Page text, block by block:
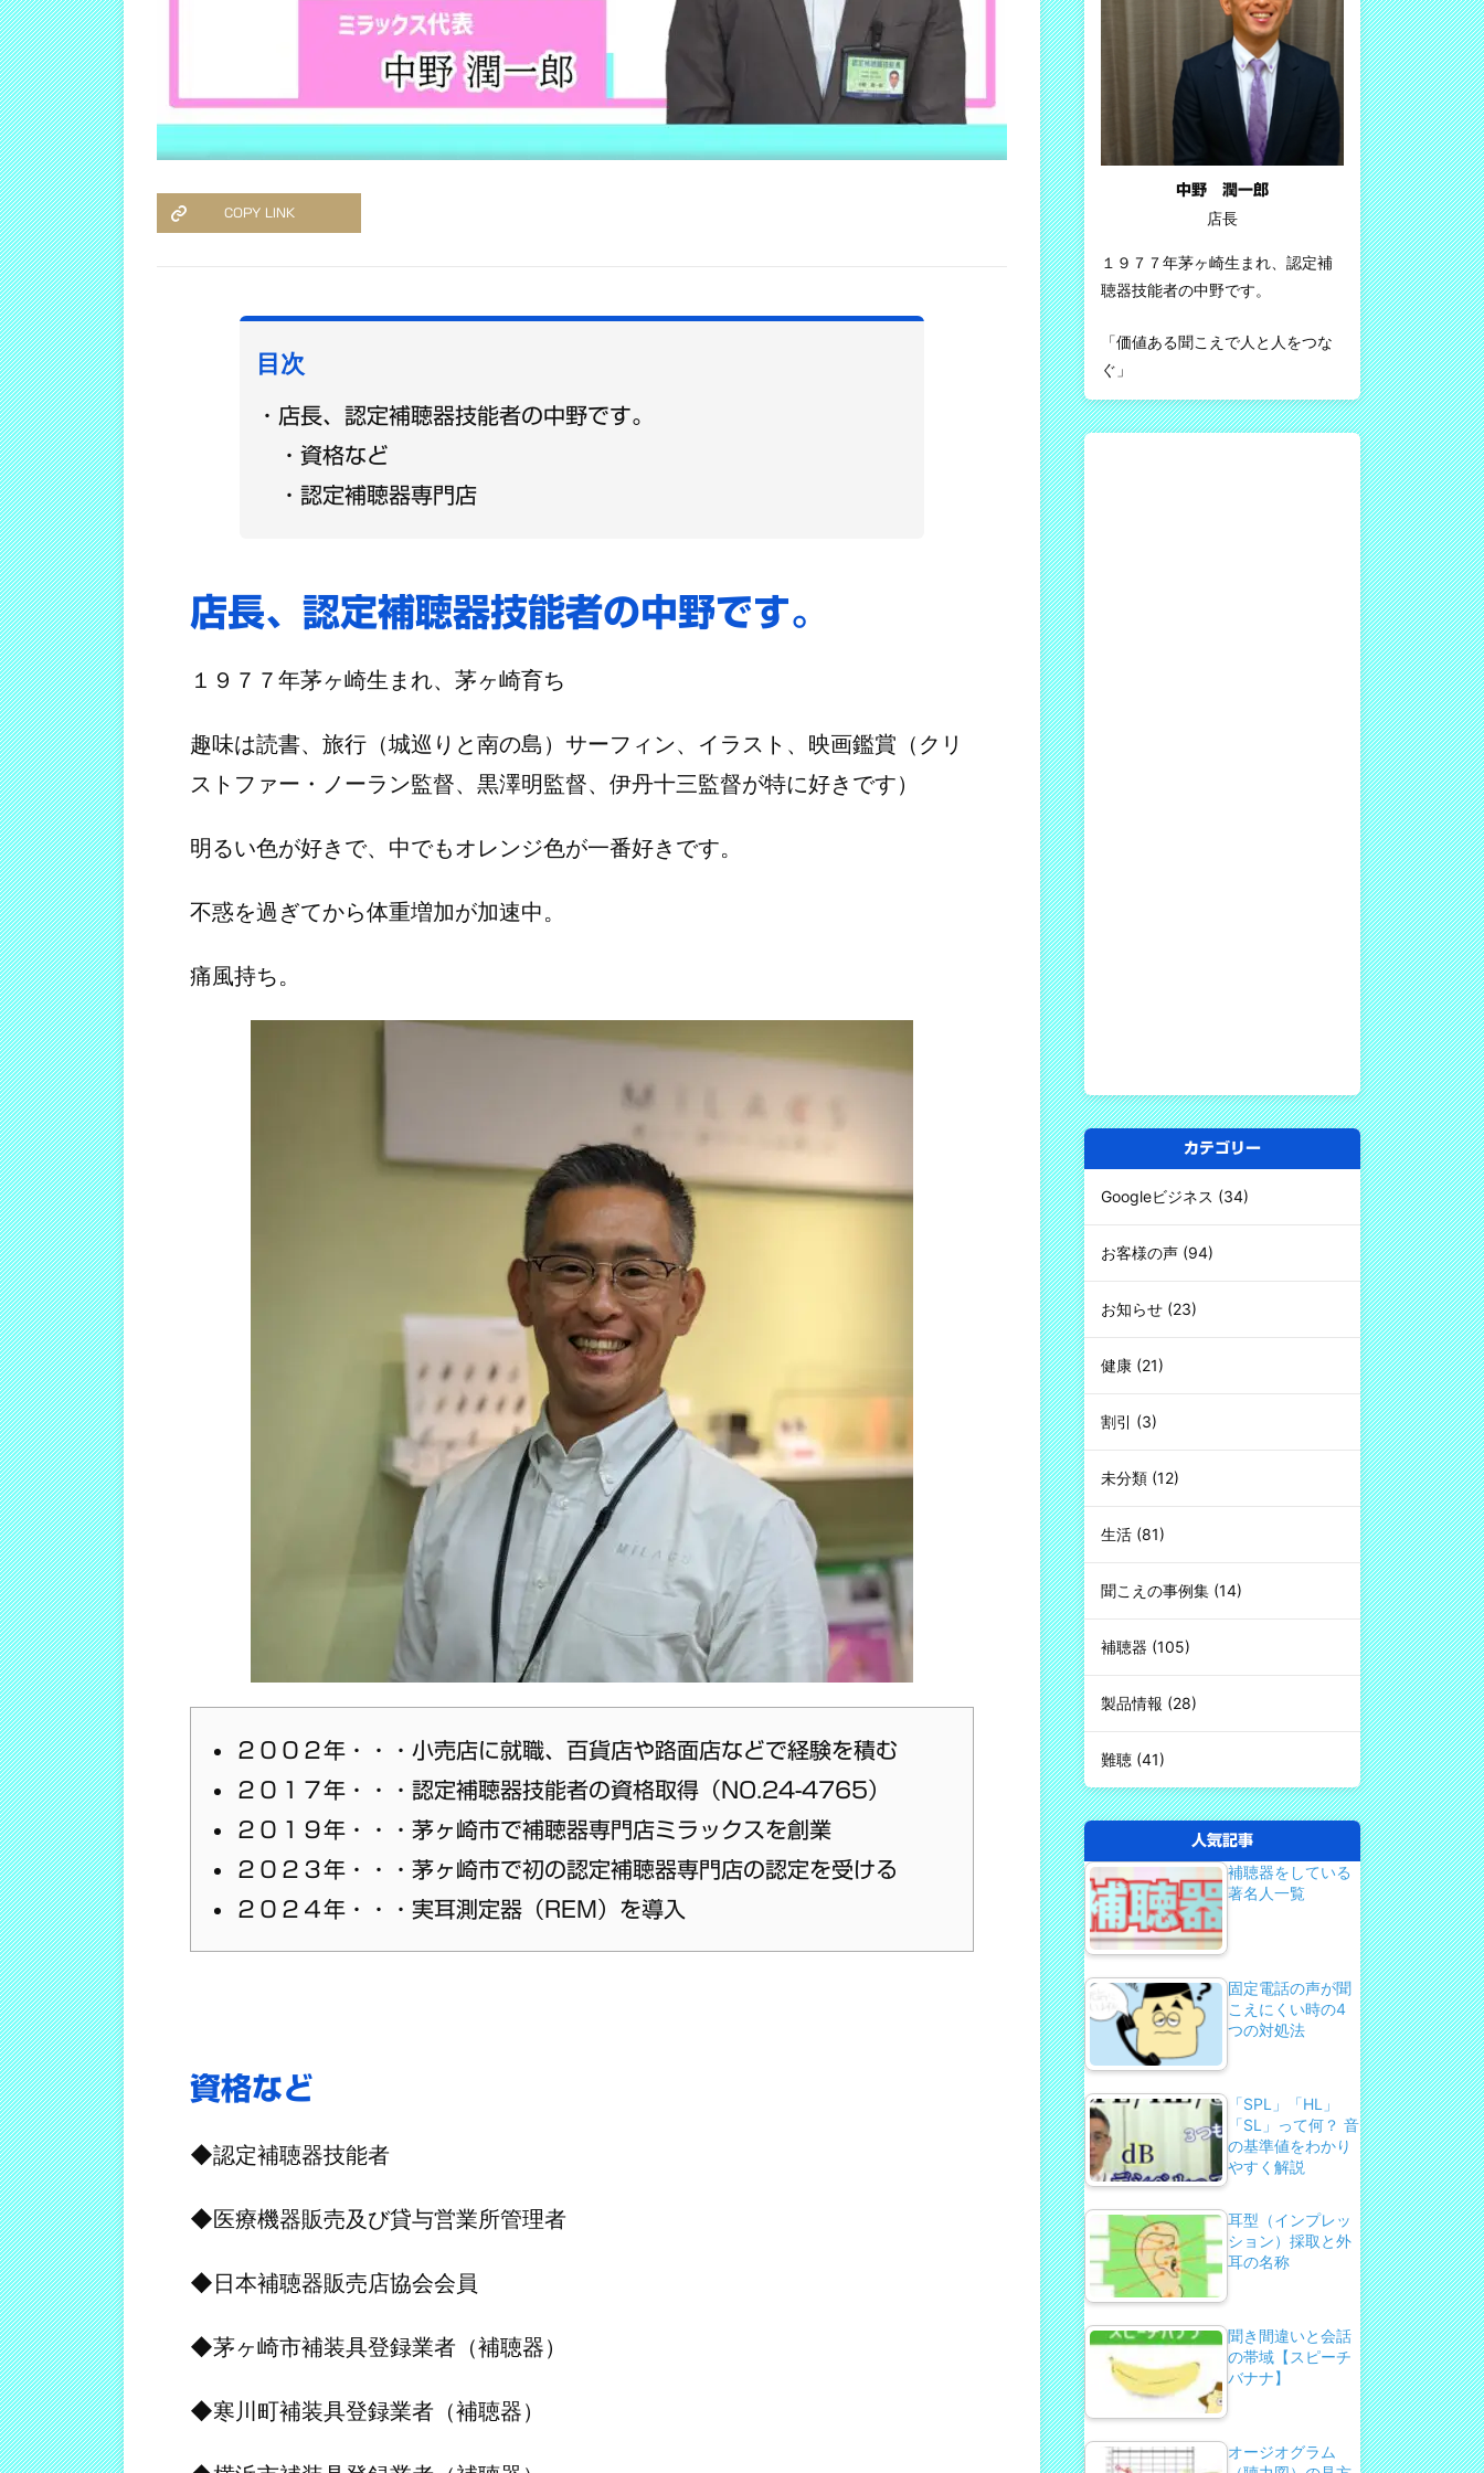
COPY LINK
目次
店長、認定補聴器技能者の中野です。
資格など
認定補聴器専門店
店長、認定補聴器技能者の中野です。
１９７７年茅ヶ崎生まれ、茅ヶ崎育ち
趣味は読書、旅行（城巡りと南の島）サーフィン、イラスト、映画鑑賞（クリ
ストファー・ノーラン監督、黒澤明監督、伊丹十三監督が特に好きです）
明るい色が好きで、中でもオレンジ色が一番好きです。
不惑を過ぎてから体重増加が加速中。
痛風持ち。
２００２年・・・小売店に就職、百貨店や路面店などで経験を積む
２０１７年・・・認定補聴器技能者の資格取得（NO.24-4765）
２０１９年・・・茅ヶ崎市で補聴器専門店ミラックスを創業
２０２３年・・・茅ヶ崎市で初の認定補聴器専門店の認定を受ける
２０２４年・・・実耳測定器（REM）を導入
資格など
◆認定補聴器技能者
◆医療機器販売及び貸与営業所管理者
◆日本補聴器販売店協会会員
◆茅ヶ崎市補装具登録業者（補聴器）
◆寒川町補装具登録業者（補聴器）
中野 潤一郎
店長
１９７７年茅ヶ崎生まれ、認定補
聴器技能者の中野です。
「価値ある聞こえで人と人をつな
ぐ」
カテゴリー
Googleビジネス (34)
お客様の声 (94)
お知らせ (23)
健康 (21)
割引 (3)
未分類 (12)
生活 (81)
聞こえの事例集 (14)
補聴器 (105)
製品情報 (28)
難聴 (41)
人気記事
補聴器をしている
著名人一覧
固定電話の声が聞
こえにくい時の4
つの対処法
「SPL」「HL」
「SL」って何？ 音
の基準値をわかり
やすく解説
耳型（インプレッ
ション）採取と外
耳の名称
聞き間違いと会話
の帯域【スピーチ
バナナ】
オージオグラム